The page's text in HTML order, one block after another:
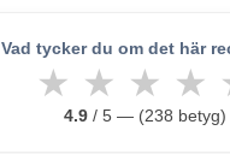
Vad tycker du om det här
★ ★ ★ ★
4.9/ 5 — (238 betyg)